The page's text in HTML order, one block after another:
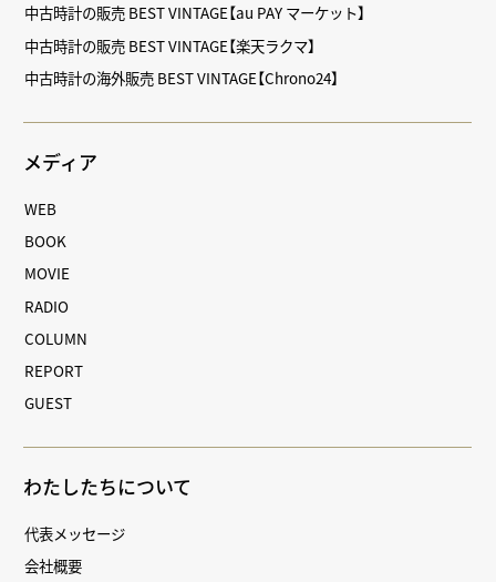
中古時計の販売 BEST VINTAGE【au PAY マーケット】
中古時計の販売 BEST VINTAGE【楽天ラクマ】
中古時計の海外販売 BEST VINTAGE【Chrono24】
メディア
WEB
BOOK
MOVIE
RADIO
COLUMN
REPORT
GUEST
わたしたちについて
代表メッセージ
会社概要